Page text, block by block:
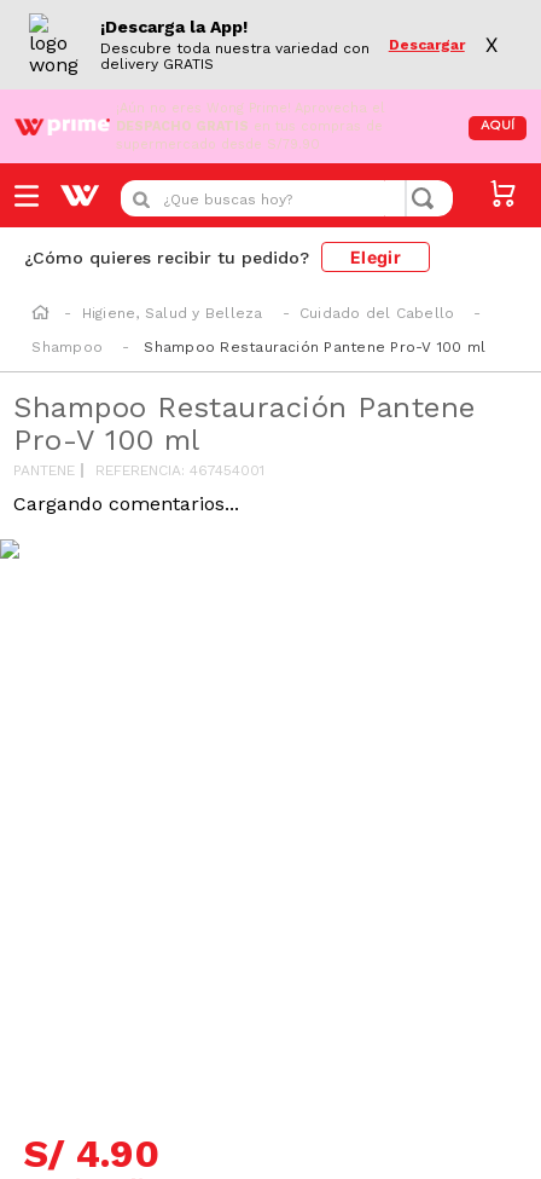
¡Descarga la App!
Descubre toda nuestra variedad con
delivery GRATIS
Descargar X
¡Aún no eres Wong Prime! Aprovecha el
DESPACHO GRATIS en tus compras de
supermercado desde S/79.90
AQUÍ
¿Que buscas hoy?
¿Cómo quieres recibir tu pedido? Elegir
Higiene, Salud y Belleza
Cuidado del Cabello
Shampoo
Shampoo Restauración Pantene Pro-V 100 ml
Shampoo Restauración Pantene
Pro-V 100 ml
PANTENE REFERENCIA:467454001
Cargando comentarios...
S/ 4.90